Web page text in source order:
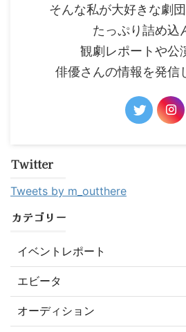
そんな私が大好きな劇
たっぷり詰め込
観劇レポートや公
俳優さんの情報を発信
Twitter
Tweets by m_outthere
カテゴリー
イベントレポート
エビータ
オーディション